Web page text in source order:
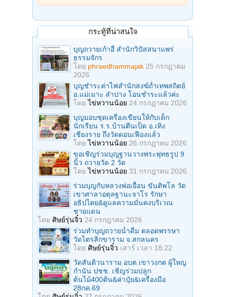
กระทู้ที่น่าสนใจ
บุญถวายเก้าอี้ สำนักวิปัสสนาแพร่
ธรรมจักร
โดย phraedhammajak 25 กรกฎาคม
2026
บุญชำระค่าไฟสำนักสงฆ์ถ้ำเทพสถิตย์
อ.แม่เมาะ ลำปาง โอนชำระแล้วค่ะ
โดยไข่หวานน้อย 24 กรกฎาคม 2026
บุญมอบชุดเครื่องเขียนให้กับเด็ก
นักเรียน ร.ร.บ้านตีนเป็ด อ.เทิง
เชียงราย ถึงวัดดอนเฟืองแล้ว
โดยไข่หวานน้อย 26 กรกฎาคม 2026
ขอเชิญร่วมบุญฐานวางพระพุทธรูป 9
นิ้ว ถวายวัด 2 วัด
โดยไข่หวานน้อย 31 กรกฎาคม 2026
ร่วมบุญกับหลวงพ่อเยื้อน ขันติพโล วัด
เขาศาลาอตุลฐานะจาโร รักษา
อธิปไตย&ดูแลความมั่นคงบริเวณ
ชายแดน
โดย ศิษย์รุ่นจิ๋ว 24 กรกฎาคม 2026
ร่วมทําบุญถวายน้ำดื่ม ตลอดพรรษา
วัดไตรสิกขาราม จ.สกลนคร
โดย ศิษย์รุ่นจิ๋ว เสาร์ เวลา 18:22
วัดสันติวนาราม อบต.เขาวงกต ผู้ใหญ
กํานัน ปชช. เชิญร่วมปลูก
ต้นไม้400ต้น&ค่าปุ๋ย&เครื่องมือ
28กค.69